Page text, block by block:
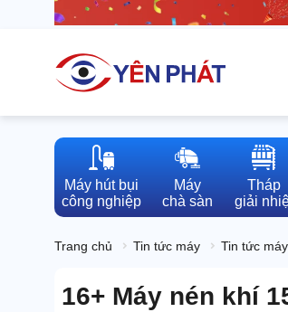
Máy hút bụi
công nghiệp
Máy
chà sàn
Tháp
giải
Trang chủ Tin tức máy Tin tức
16+ Máy nén khí